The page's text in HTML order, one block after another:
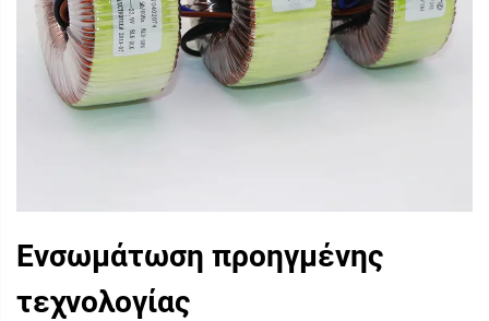
Ενσωμάτωση προηγμένης
τεχνολογίας